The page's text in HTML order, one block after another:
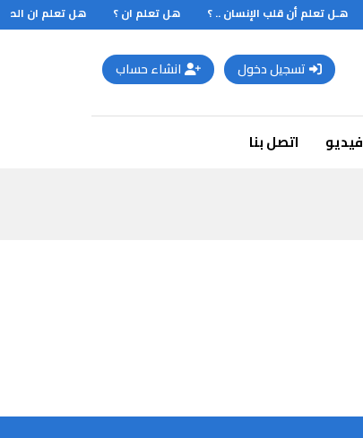
هـل تعلم أن قلب الإنسان .. ؟ هل تعلم ان ؟
هل تعلم ان
تسجيل دخول انشاء حساب
فيديو اتصل بنا